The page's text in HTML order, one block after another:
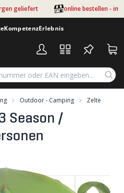
geliefert online bestellen - im
KompetenzErlebnis
Outdoor - Camping Zelte
Season /